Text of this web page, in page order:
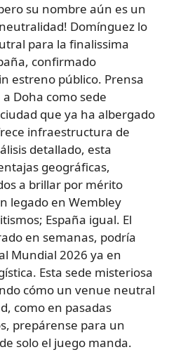
su nombre aún es un
Domínguez lo
para la finalissima
confirmado
estreno público. Prensa
Doha como sede
que ya ha albergado
infraestructura de
detallado, esta
geográficas,
a brillar por mérito
legado en Wembley
España igual. El
en semanas, podría
Mundial 2026 ya en
Esta sede misteriosa
cómo un venue neutral
como en pasadas
prepárense para un
solo el juego manda.